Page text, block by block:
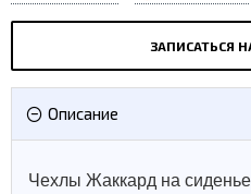
ЗАПИСАТЬСЯ
Описание
Чехлы Жаккард на